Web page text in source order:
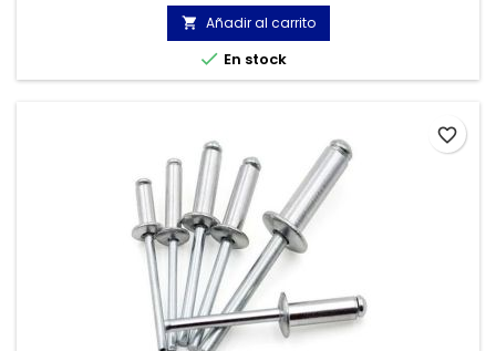
 Añadir al carrito
 En stock
favorite_border